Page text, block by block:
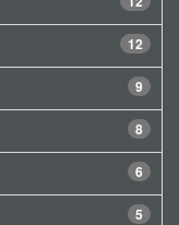
12
9
8
6
5